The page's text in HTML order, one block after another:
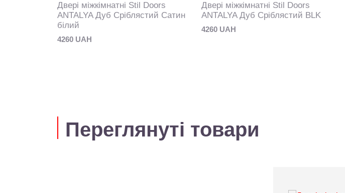
Двері міжкімнатні Stil Doors
ANTALYA Дуб Сріблястий Сатин
білий
4260 UAH
Двері міжкімнатні Stil Doors
ANTALYA Дуб Сріблястий BLK
4260 UAH
Переглянуті товари